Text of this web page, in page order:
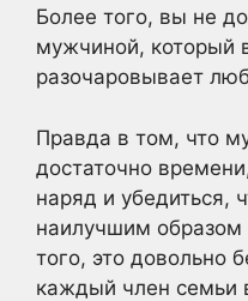
Более того, вы не
мужчиной, который
разочаровывает
Правда в том, что
достаточно
наряд и убедиться,
наилучшим
того, это довольно
каждый член семьи